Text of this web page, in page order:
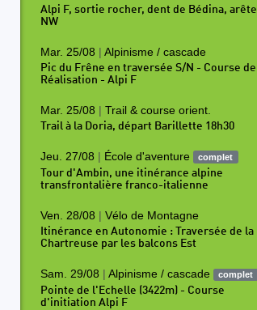
Alpi F, sortie rocher, dent de Bédina, arête
NW
Mar. 25/08 | Alpinisme / cascade
Pic du Frêne en traversée S/N - Course de
Réalisation - Alpi F
Mar. 25/08 | Trail & course orient.
Trail à la Doria, départ Barillette 18h30
Jeu. 27/08 | École d'aventure complet
Tour d'Ambin, une itinérance alpine
transfrontalière franco-italienne
Ven. 28/08 | Vélo de Montagne
Itinérance en Autonomie : Traversée de la
Chartreuse par les balcons Est
Sam. 29/08 | Alpinisme / cascade complet
Pointe de l'Echelle (3422m) - Course
d'initiation Alpi F